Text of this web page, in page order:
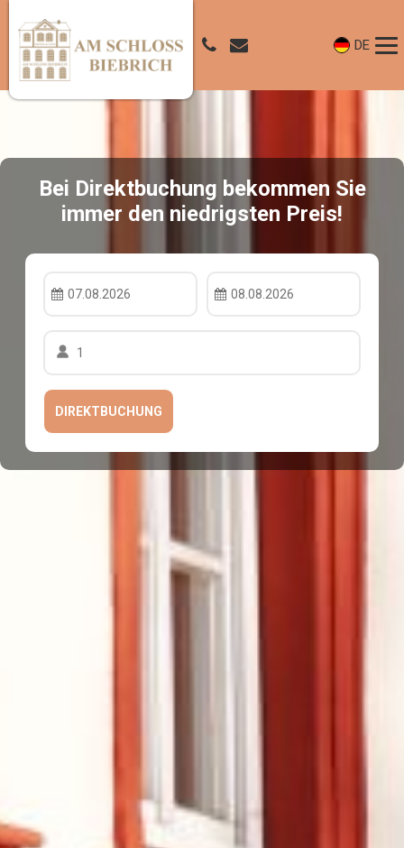
DE
Bei Direktbuchung bekommen Sie
immer den niedrigsten Preis!
07.08.2026 08.08.2026
1